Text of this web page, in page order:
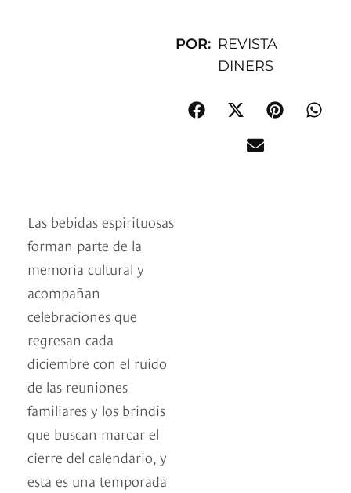
POR: REVISTA
DINERS
Las bebidas espirituosas
forman parte de la
memoria cultural y
acompañan
celebraciones que
regresan cada
diciembre con el ruido
de las reuniones
familiares y los brindis
que buscan marcar el
cierre del calendario, y
esta es una temporada